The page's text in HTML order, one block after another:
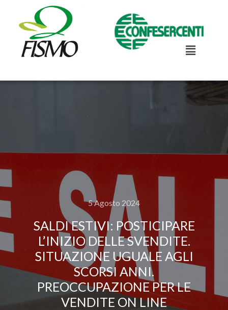
5 Agosto 2024
SALDI ESTIVI: POSTICIPARE
L’INIZIO DELLE SVENDITE.
SITUAZIONE UGUALE AGLI
SCORSI ANNI.
PREOCCUPAZIONE PER LE
VENDITE ON LINE